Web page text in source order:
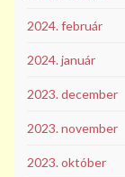
2024. február
2024. január
2023. december
2023. november
2023. október